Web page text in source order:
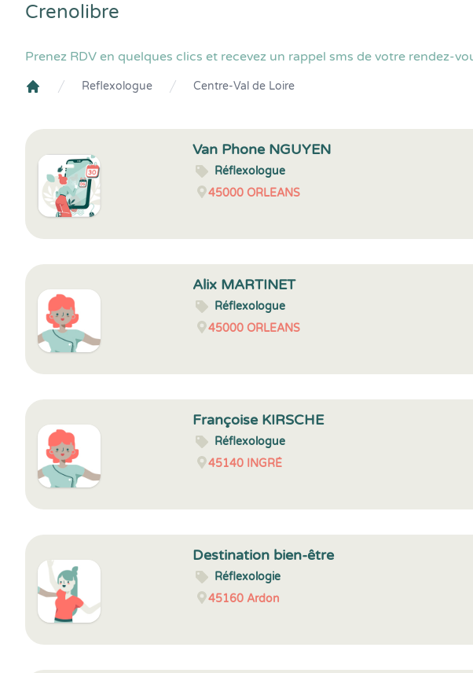
Crenolibre
Prenez RDV en quelques clics et recevez un rappel sms de votre rendez-
Reflexologue Centre-Val de Loire
Van Phone NGUYEN
Réflexologue
45000 ORLEANS
Alix MARTINET
Réflexologue
45000 ORLEANS
Françoise KIRSCHE
Réflexologue
45140 INGRÉ
Destination bien-être
Réflexologie
45160 Ardon